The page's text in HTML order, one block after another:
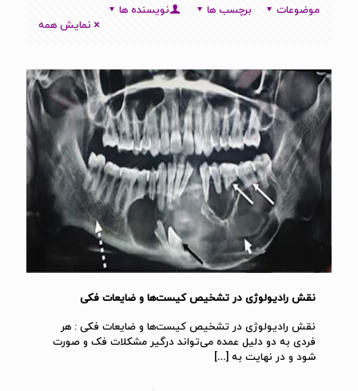
موضوعات برچسب ها
نویسنده ها
نمایش همه
نقش رادیولوژی در تشخیص کیست‌ها و ضایعات فکی
نقش رادیولوژی در تشخیص کیست‌ها و ضایعات فکی : هر
فردی به دو دلیل عمده می‌تواند درگیر مشکلات فک و صورت
شود و در نهایت به […]